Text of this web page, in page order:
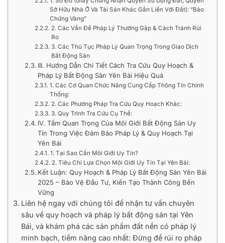
Sở Hữu Nhà Ở Và Tài Sản Khác Gắn Liền Với Đất): “Bảo
Chứng Vàng”
2. Các Vấn Đề Pháp Lý Thường Gặp & Cách Tránh Rủi
Ro
3. Các Thủ Tục Pháp Lý Quan Trọng Trong Giao Dịch
Bất Động Sản
III. Hướng Dẫn Chi Tiết Cách Tra Cứu Quy Hoạch &
Pháp Lý Bất Động Sản Yên Bái Hiệu Quả
1. Các Cơ Quan Chức Năng Cung Cấp Thông Tin Chính
Thống:
2. Các Phương Pháp Tra Cứu Quy Hoạch Khác:
3. Quy Trình Tra Cứu Cụ Thể:
IV. Tầm Quan Trọng Của Môi Giới Bất Động Sản Uy
Tín Trong Việc Đảm Bảo Pháp Lý & Quy Hoạch Tại
Yên Bái
1. Tại Sao Cần Môi Giới Uy Tín?
2. Tiêu Chí Lựa Chọn Môi Giới Uy Tín Tại Yên Bái:
Kết Luận: Quy Hoạch & Pháp Lý Bất Động Sản Yên Bái
2025 – Bảo Vệ Đầu Tư, Kiến Tạo Thành Công Bền
Vững
Liên hệ ngay với chúng tôi để nhận tư vấn chuyên
sâu về quy hoạch và pháp lý bất động sản tại Yên
Bái, và khám phá các sản phẩm đất nền có pháp lý
minh bạch, tiềm năng cao nhất: Đừng để rủi ro pháp